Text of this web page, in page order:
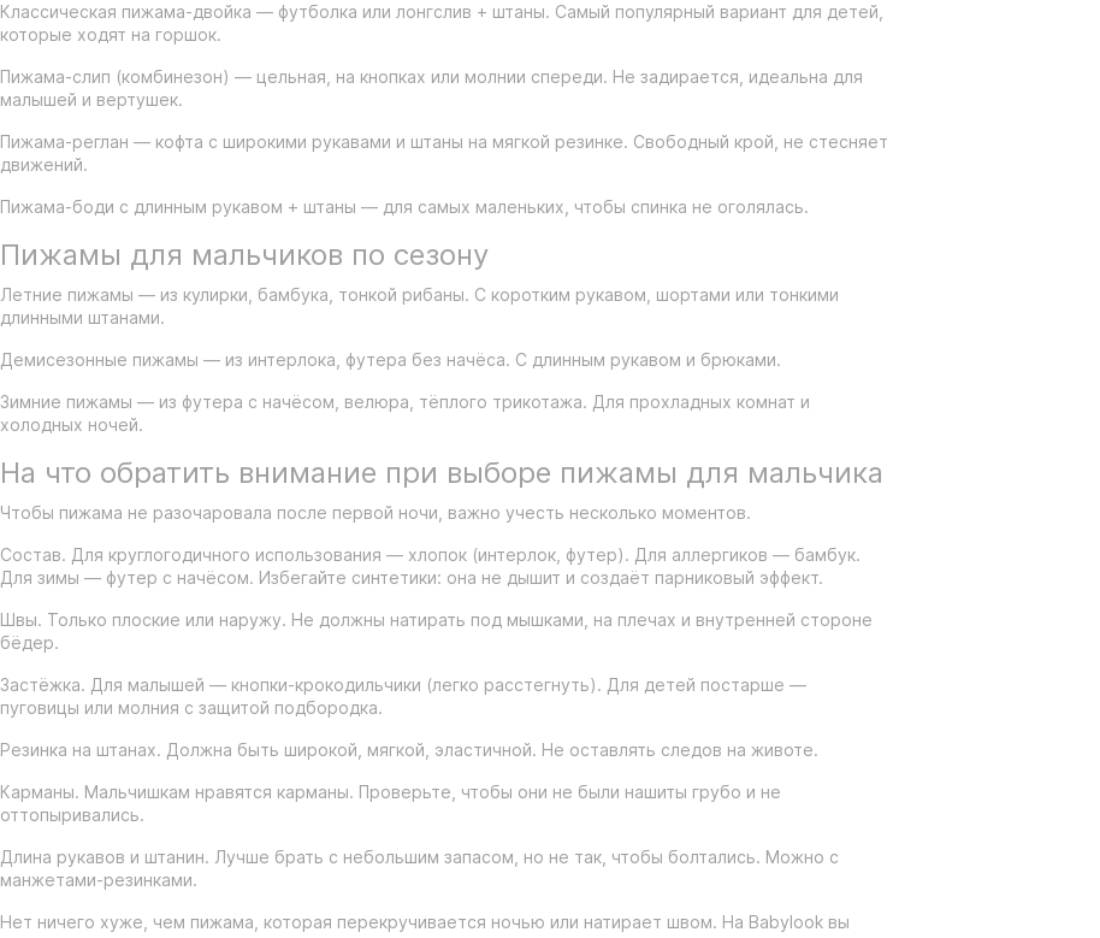
Классическая пижама-двойка — футболка или лонгслив + штаны. Самый популярный вариант для детей,
которые ходят на горшок.
Пижама-слип (комбинезон) — цельная, на кнопках или молнии спереди. Не задирается, идеальна для
малышей и вертушек.
Пижама-реглан — кофта с широкими рукавами и штаны на мягкой резинке. Свободный крой, не стесняет
движений.
Пижама-боди с длинным рукавом + штаны — для самых маленьких, чтобы спинка не оголялась.
Пижамы для мальчиков по сезону
Летние пижамы — из кулирки, бамбука, тонкой рибаны. С коротким рукавом, шортами или тонкими
длинными штанами.
Демисезонные пижамы — из интерлока, футера без начёса. С длинным рукавом и брюками.
Зимние пижамы — из футера с начёсом, велюра, тёплого трикотажа. Для прохладных комнат и
холодных ночей.
На что обратить внимание при выборе пижамы для мальчика
Чтобы пижама не разочаровала после первой ночи, важно учесть несколько моментов.
Состав. Для круглогодичного использования — хлопок (интерлок, футер). Для аллергиков — бамбук.
Для зимы — футер с начёсом. Избегайте синтетики: она не дышит и создаёт парниковый эффект.
Швы. Только плоские или наружу. Не должны натирать под мышками, на плечах и внутренней стороне
бёдер.
Застёжка. Для малышей — кнопки-крокодильчики (легко расстегнуть). Для детей постарше —
пуговицы или молния с защитой подбородка.
Резинка на штанах. Должна быть широкой, мягкой, эластичной. Не оставлять следов на животе.
Карманы. Мальчишкам нравятся карманы. Проверьте, чтобы они не были нашиты грубо и не
оттопыривались.
Длина рукавов и штанин. Лучше брать с небольшим запасом, но не так, чтобы болтались. Можно с
манжетами-резинками.
Нет ничего хуже, чем пижама, которая перекручивается ночью или натирает швом. На Babylook вы